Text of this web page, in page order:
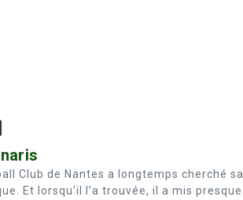
Club de Nantes a longtemps cherché sa
Et lorsqu’il l’a trouvée, il a mis presque